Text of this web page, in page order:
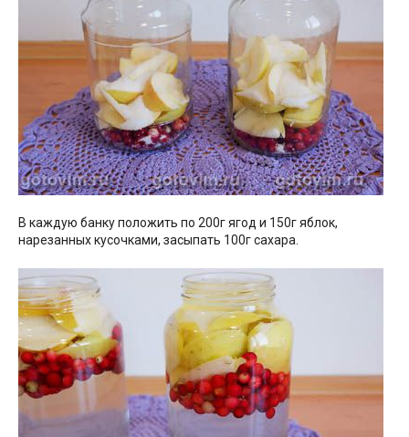
В каждую банку положить по 200г ягод и 150г яблок,
нарезанных кусочками, засыпать 100г сахара.